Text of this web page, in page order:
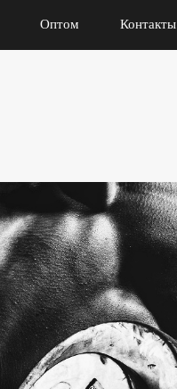
Оптом Контакты